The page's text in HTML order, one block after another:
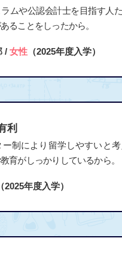
ムや公認会計士を目指す人
ることをしったから。
/ 女性（2025年度入学）
利
ー制により留学しやすいと
育がしっかりしているから。
（2025年度入学）